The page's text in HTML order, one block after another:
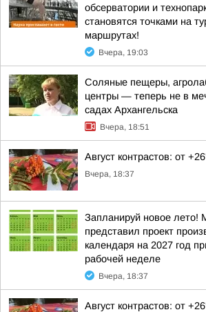
обсерватории и
становятся точками на
маршрутах!
Вчера, 19:03
Соляные пещеры,
центры — теперь не в
садах Архангельска
Вчера, 18:51
Август контрастов: от
Вчера, 18:37
Запланируй новое лето!
представил проект
календаря на 2027 год
рабочей неделе
Вчера, 18:37
Август контрастов: от